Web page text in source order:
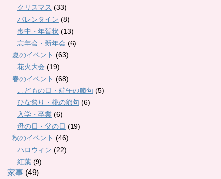
クリスマス (33)
バレンタイン (8)
喪中・年賀状 (13)
忘年会・新年会 (6)
夏のイベント (63)
花火大会 (19)
春のイベント (68)
こどもの日・端午の節句 (5)
ひな祭り・桃の節句 (6)
入学・卒業 (6)
母の日・父の日 (19)
秋のイベント (46)
ハロウィン (22)
紅葉 (9)
家事 (49)